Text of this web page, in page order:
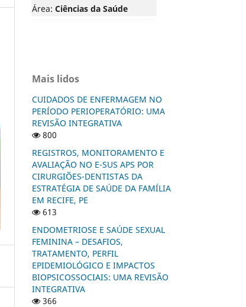
Área: Ciências da Saúde
Mais lidos
CUIDADOS DE ENFERMAGEM NO
PERÍODO PERIOPERATÓRIO: UMA
REVISÃO INTEGRATIVA
800
REGISTROS, MONITORAMENTO E
AVALIAÇÃO NO E-SUS APS POR
CIRURGIÕES-DENTISTAS DA
ESTRATÉGIA DE SAÚDE DA FAMÍLIA
EM RECIFE, PE
613
ENDOMETRIOSE E SAÚDE SEXUAL
FEMININA – DESAFIOS,
TRATAMENTO, PERFIL
EPIDEMIOLÓGICO E IMPACTOS
BIOPSICOSSOCIAIS: UMA REVISÃO
INTEGRATIVA
366